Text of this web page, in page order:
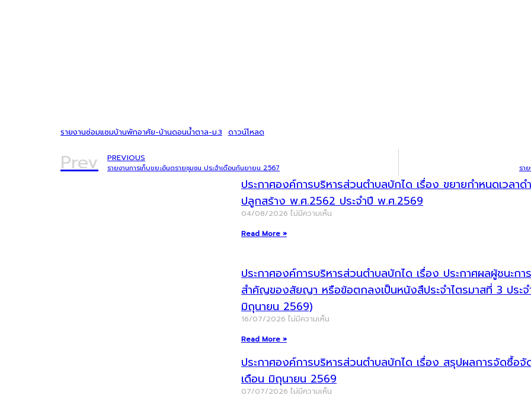
รายงานซ่อมแซมบ้านพักอาศัย-บ้านดอนน้ำตาล-ม.3 ดาวน์โหลด
Prev PREVIOUS
รายงานการเก็บขยะอันตรายชุมชน ประจำเดือนกันยายน 2567 รา
ประกาศองค์การบริหารส่วนตำบลบักได เรื่อง ขยายกำหนดเวล
ปลูกสร้าง พ.ศ.2562 ประจำปี พ.ศ.2569
04/08/2026 ไม่มีความเห็น
Read More »
ประกาศองค์การบริหารส่วนตำบลบักได เรื่อง ประกาศผลผู้ชนะก
สำคัญของสัยญา หรือข้อตกลงเป็นหนังสืประจำไตรมาสที่ 3 ประ
มิถุนายน 2569)
16/07/2026 ไม่มีความเห็น
Read More »
ประกาศองค์การบริหารส่วนตำบลบักได เรื่อง สรุปผลการจัดซื้อ
เดือน มิถุนายน 2569
07/07/2026 ไม่มีความเห็น